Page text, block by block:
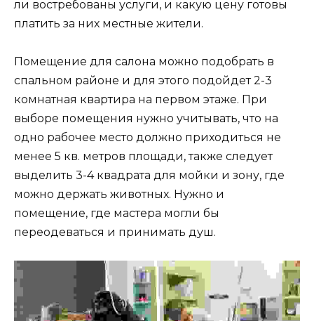
ли востребованы услуги, и какую цену готовы
платить за них местные жители.
Помещение для салона можно подобрать в
спальном районе и для этого подойдет 2-3
комнатная квартира на первом этаже. При
выборе помещения нужно учитывать, что на
одно рабочее место должно приходиться не
менее 5 кв. метров площади, также следует
выделить 3-4 квадрата для мойки и зону, где
можно держать животных. Нужно и
помещение, где мастера могли бы
переодеваться и принимать душ.